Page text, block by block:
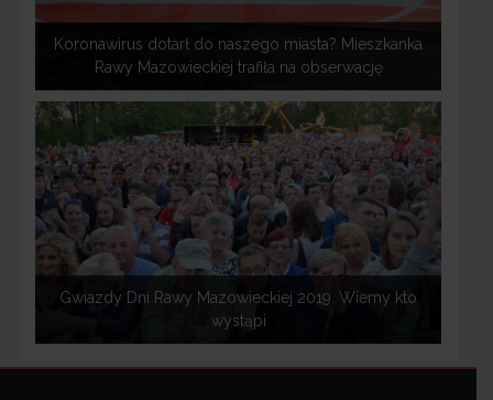
Koronawirus dotarł do naszego miasta? Mieszkanka
Rawy Mazowieckiej trafiła na obserwację
Gwiazdy Dni Rawy Mazowieckiej 2019. Wiemy kto
wystąpi